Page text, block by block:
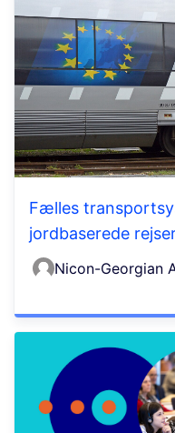
Fælles
jordbaserede
Nicon-Georgian